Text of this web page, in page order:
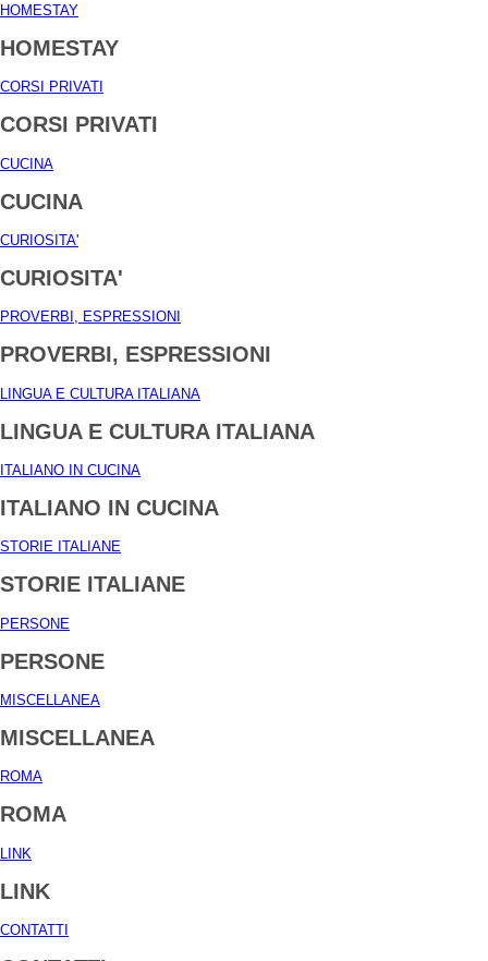
HOMESTAY
HOMESTAY
CORSI PRIVATI
CORSI PRIVATI
CUCINA
CUCINA
CURIOSITA'
CURIOSITA'
PROVERBI, ESPRESSIONI
PROVERBI, ESPRESSIONI
LINGUA E CULTURA ITALIANA
LINGUA E CULTURA ITALIANA
ITALIANO IN CUCINA
ITALIANO IN CUCINA
STORIE ITALIANE
STORIE ITALIANE
PERSONE
PERSONE
MISCELLANEA
MISCELLANEA
ROMA
ROMA
LINK
LINK
CONTATTI